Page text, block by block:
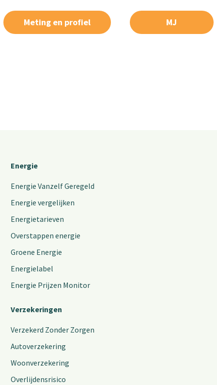
Meting en profiel MJ
Energie
Energie Vanzelf Geregeld
Energie vergelijken
Energietarieven
Overstappen energie
Groene Energie
Energielabel
Energie Prijzen Monitor
Verzekeringen
Verzekerd Zonder Zorgen
Autoverzekering
Woonverzekering
Overlijdensrisico